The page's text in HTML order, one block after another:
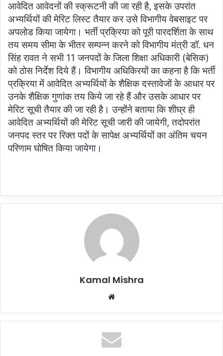
आवेदित आवेदनों की स्क्रूटनी की जा रही है, इसके उपरांत
अभ्यर्थियों की मेरिट लिस्ट तैयार कर उसे विभागीय वेबसाइट पर
अपलोड किया जायेगा। भर्ती प्रक्रिया को पूरी पारदर्शिता के साथ
तय समय सीमा के भीतर सम्पन्न करने को विभागीय मंत्री डॉ. धन
सिंह रावत ने सभी 11 जनपदों के जिला शिक्षा अधिकारी (बेसिक)
को ठोस निर्देश दिये हैं। विभागीय अधिकिरयों का कहना है कि भर्ती
प्रक्रिया में आवेदित अभ्यर्थियों के शैक्षिक दस्तावेजों के आधार पर
उनके शैक्षिक गुणांक तय किये जा रहे हैं और उसके आधार पर
मेरिट सूची तैयार की जा रही है। उन्होंने बताया कि शीघ्र ही
आवेदित अभ्यर्थियों की मेरिट सूची जारी की जायेगी, तदोपरांत
जनपद स्तर पर रिक्त पदों के सापेक्ष अभ्यर्थियों का अंतिम चयन
परिणाम घोषित किया जायेगा।
Kamal Mishra
Website